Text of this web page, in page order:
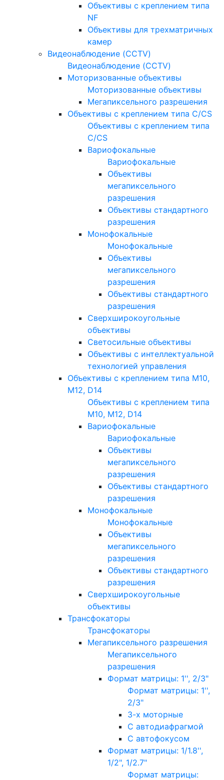
Объективы с креплением типа
NF
Объективы для трехматричных
камер
Видеонаблюдение (CCTV)
Видеонаблюдение (CCTV)
Моторизованные объективы
Моторизованные объективы
Мегапиксельного разрешения
Объективы с креплением типа C/CS
Объективы с креплением типа
C/CS
Вариофокальные
Вариофокальные
Объективы
мегапиксельного
разрешения
Объективы стандартного
разрешения
Монофокальные
Монофокальные
Объективы
мегапиксельного
разрешения
Объективы стандартного
разрешения
Сверхширокоугольные
объективы
Светосильные объективы
Объективы с интеллектуальной
технологией управления
Объективы с креплением типа M10,
M12, D14
Объективы с креплением типа
M10, M12, D14
Вариофокальные
Вариофокальные
Объективы
мегапиксельного
разрешения
Объективы стандартного
разрешения
Монофокальные
Монофокальные
Объективы
мегапиксельного
разрешения
Объективы стандартного
разрешения
Сверхширокоугольные
объективы
Трансфокаторы
Трансфокаторы
Мегапиксельного разрешения
Мегапиксельного
разрешения
Формат матрицы: 1'', 2/3"
Формат матрицы: 1'',
2/3"
3-х моторные
С автодиафрагмой
С автофокусом
Формат матрицы: 1/1.8'',
1/2", 1/2.7"
Формат матрицы: